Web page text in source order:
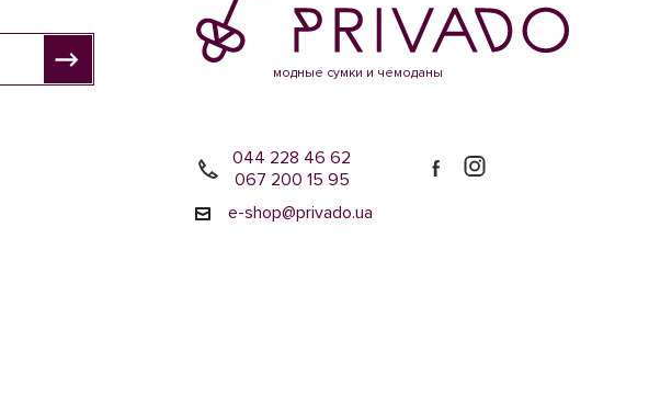
модные сумки и чемоданы
044 228 46 62
067 200 15 95
e-shop@privado.ua